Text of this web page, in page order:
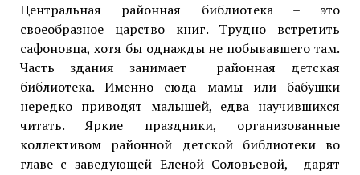
Центральная районная библиотека – это
своеобразное царство книг. Трудно встретить
сафоновца, хотя бы однажды не побывавшего там.
Часть здания занимает районная детская
библиотека. Именно сюда мамы или бабушки
нередко приводят малышей, едва научившихся
читать. Яркие праздники, организованные
коллективом районной детской библиотеки во
главе с заведующей Еленой Соловьевой, дарят